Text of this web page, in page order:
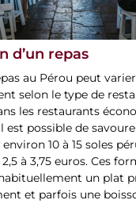
d’un repas
au Pérou peut varier
selon le type de
les restaurants
est possible de
10 à 15 soles
à 3,75 euros. Ces
un plat
et parfois une